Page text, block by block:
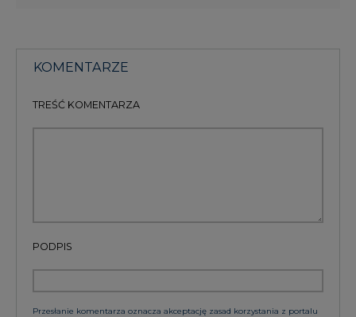
KOMENTARZE
TREŚĆ KOMENTARZA
PODPIS
Przesłanie komentarza oznacza akceptację zasad korzystania z portalu